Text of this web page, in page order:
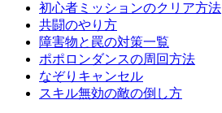
初心者ミッションのクリア方法
共闘のやり方
障害物と罠の対策一覧
ポポロンダンスの周回方法
なぞりキャンセル
スキル無効の敵の倒し方